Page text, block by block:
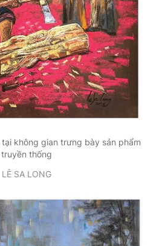
không gian trưng bày sản phẩm
truyền thống
LÊ SA LONG